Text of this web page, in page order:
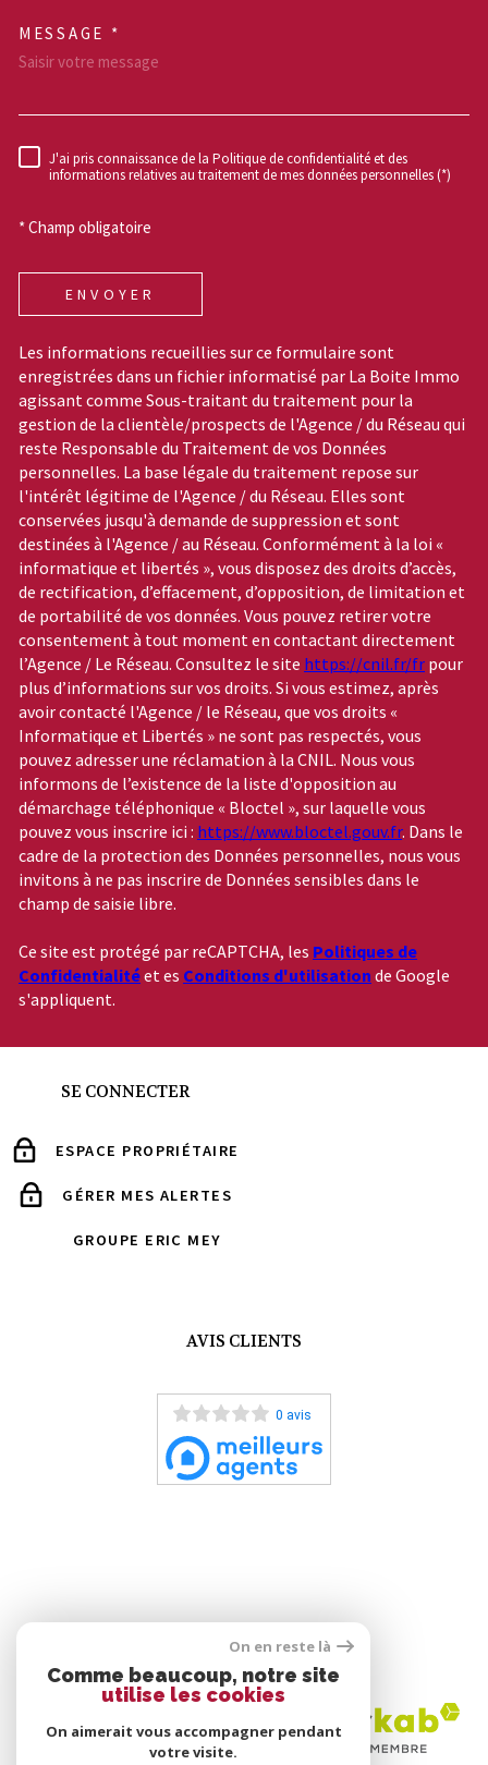
MESSAGE *
RÈGLEMENTATION
J'ai pris connaissance de la Politique de confidentialité et des
informations relatives au traitement de mes données personnelles (*)
* Champ obligatoire
ENVOYER
Les informations recueillies sur ce formulaire sont
enregistrées dans un fichier informatisé par La Boite Immo
agissant comme Sous-traitant du traitement pour la
gestion de la clientèle/prospects de l'Agence / du Réseau qui
reste Responsable du Traitement de vos Données
personnelles. La base légale du traitement repose sur
l'intérêt légitime de l'Agence / du Réseau. Elles sont
conservées jusqu'à demande de suppression et sont
destinées à l'Agence / au Réseau. Conformément à la loi «
informatique et libertés », vous disposez des droits d’accès,
de rectification, d’effacement, d’opposition, de limitation et
de portabilité de vos données. Vous pouvez retirer votre
consentement à tout moment en contactant directement
l’Agence / Le Réseau. Consultez le site https://cnil.fr/fr pour
plus d’informations sur vos droits. Si vous estimez, après
avoir contacté l'Agence / le Réseau, que vos droits «
Informatique et Libertés » ne sont pas respectés, vous
pouvez adresser une réclamation à la CNIL. Nous vous
informons de l’existence de la liste d'opposition au
démarchage téléphonique « Bloctel », sur laquelle vous
pouvez vous inscrire ici : https://www.bloctel.gouv.fr. Dans le
cadre de la protection des Données personnelles, nous vous
invitons à ne pas inscrire de Données sensibles dans le
champ de saisie libre.
Ce site est protégé par reCAPTCHA, les Politiques de
Confidentialitéet es Conditions d'utilisation de Google
s'appliquent.
SE CONNECTER
ESPACE PROPRIÉTAIRE
GÉRER MES ALERTES
GROUPE ERIC MEY
AVIS CLIENTS
0 avis
ADHÉRENTS
On en reste là
Comme beaucoup, notre site
utilise les cookies
On aimerait vous accompagner pendant
votre visite.